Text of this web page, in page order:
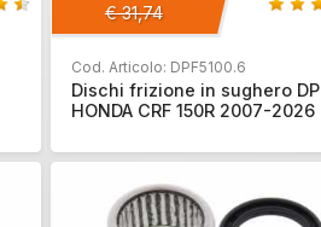
€ 31,74
Cod. Articolo: DPF5100.6
Dischi frizione in sughero DP
HONDA CRF 150R 2007-2026